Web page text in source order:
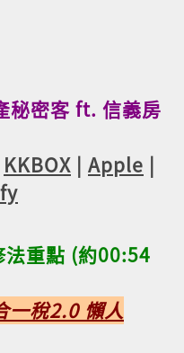
秘密客 ft. 信義房
KKBOX | Apple |
重點 (約00:54
一稅2.0 懶人